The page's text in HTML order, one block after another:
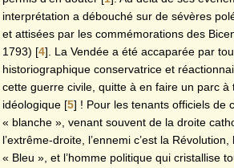
interprétation a débouché sur de sévères
et attisées par les commémorations des
1793) [4]. La Vendée a été accaparée par
historiographique conservatrice et
cette guerre civile, quitte à en faire un parc à
idéologique [5] ! Pour les tenants officiels de
« blanche », venant souvent de la droite
l’extrême-droite, l’ennemi c’est la
« Bleu », et l’homme politique qui cristallise